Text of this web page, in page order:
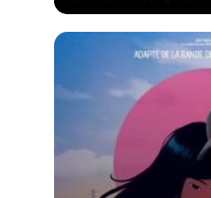
Réalisé
Voir la